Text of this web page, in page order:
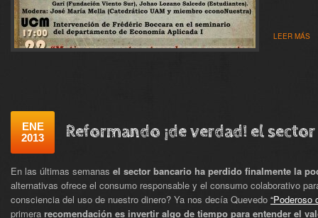
LEER MÁS
ENE
2013
Reformando ¡de verdad! el
En las últimas semanas el sector bancario ha perdido finalmente la
alternativas ofrece el consumo responsable y el consumo colaborativo
consciencia del uso de nuestro dinero? Ya nos decía Quevedo “Poderoso
primera recomendación es invertir algo de tiempo para entender el